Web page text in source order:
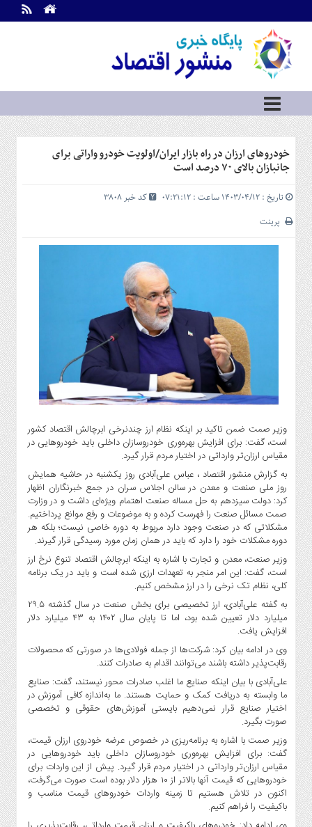
اطلاعات
تماس
ما
درباره
ما
سرویس
ها
خانه
سرمایه
و
بورس
و
شهری
گاز
و
پتروشیمی
و
خودرو
آپ
و
فن
آوری
بانک
،
بیمه
و
ارز
دیجیتال
کشاورزی
و
صنایع
غذایی
سیاسی
و
بین
الملل
روز
گوناگون
خودروهای ارزان در راه بازار ایران/اولویت خودرو واراتی برای
جانبازان بالای ۷۰ درصد است
تاریخ : ۱۴۰۳/۰۴/۱۲ ساعت : ۰۷:۲۱:۱۲
کد خبر 3808
پرینت
وزیر صمت ضمن تاکید بر اینکه نظام ارز چندنرخی ابرچالش اقتصاد کشور
است، گفت: برای افزایش بهره‌وری خودروسازان داخلی باید خودروهایی در
مقیاس ارزان‌تر وارداتی در اختیار مردم قرار گیرد.
به گزارش منشور اقتصاد ، عباس علی‌آبادی روز یکشنبه در حاشیه همایش
روز ملی صنعت و معدن در سالن اجلاس سران در جمع خبرنگاران اظهار
کرد: دولت سیزدهم به حل مساله صنعت اهتمام ویژه‌ای داشت و در وزارت
صمت مسائل صنعت را فهرست کرده و به موضوعات و رفع موانع پرداختیم.
مشکلاتی که در صنعت وجود دارد مربوط به دوره خاصی نیست؛ بلکه هر
دوره مشکلات خود را دارد که باید در همان زمان مورد رسیدگی قرار گیرند.
وزیر صنعت، معدن و تجارت با اشاره به اینکه ابرچالش اقتصاد تنوع نرخ ارز
است، گفت: این امر منجر به تعهدات ارزی شده است و باید در یک برنامه
کلی، نظام تک نرخی را در ارز مشخص کنیم.
به گفته علی‌آبادی، ارز تخصیصی برای بخش صنعت در سال گذشته ۲۹.۵
میلیارد دلار تعیین شده بود، اما تا پایان سال ۱۴۰۲ به ۴۳ میلیارد دلار
افزایش یافت.
وی در ادامه بیان کرد: شرکت‌ها از جمله فولادی‌ها در صورتی که محصولات
رقابت‌پذیر داشته باشند می‌توانند اقدام به صادرات کنند.
علی‌آبادی با بیان اینکه صنایع ما اغلب صادرات محور نیستند، گفت: صنایع
ما وابسته به دریافت کمک و حمایت هستند. ما به‌اندازه کافی آموزش در
اختیار صنایع قرار نمی‌دهیم بایستی آموزش‌های حقوقی و تخصصی
صورت بگیرد.
وزیر صمت با اشاره به برنامه‌ریزی در خصوص عرضه خودروی ارزان قیمت،
گفت: برای افزایش بهره‌وری خودروسازان داخلی باید خودروهایی در
مقیاس ارزان‌تر وارداتی در اختیار مردم قرار گیرد. پیش از این واردات برای
خودروهایی که قیمت آنها بالاتر از ۱۰ هزار دلار بوده است صورت می‌گرفت،
اکنون در تلاش هستیم تا زمینه واردات خودروهای قیمت مناسب و
باکیفیت را فراهم کنیم.